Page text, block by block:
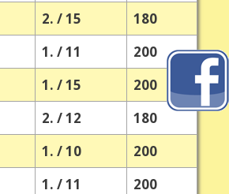
2. / 15
180
1. / 11
200
1. / 15
200
2. / 12
180
1. / 10
200
1. / 11
200